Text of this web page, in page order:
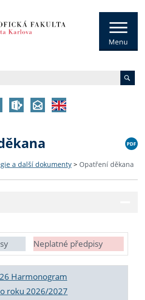
a další dokumenty > Opatření děkana
Neplatné předpisy
Harmonogram
roku 2026/2027